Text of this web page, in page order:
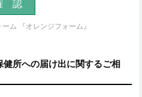
ーム 『オレンジフォーム』
所への届け出に関するご相